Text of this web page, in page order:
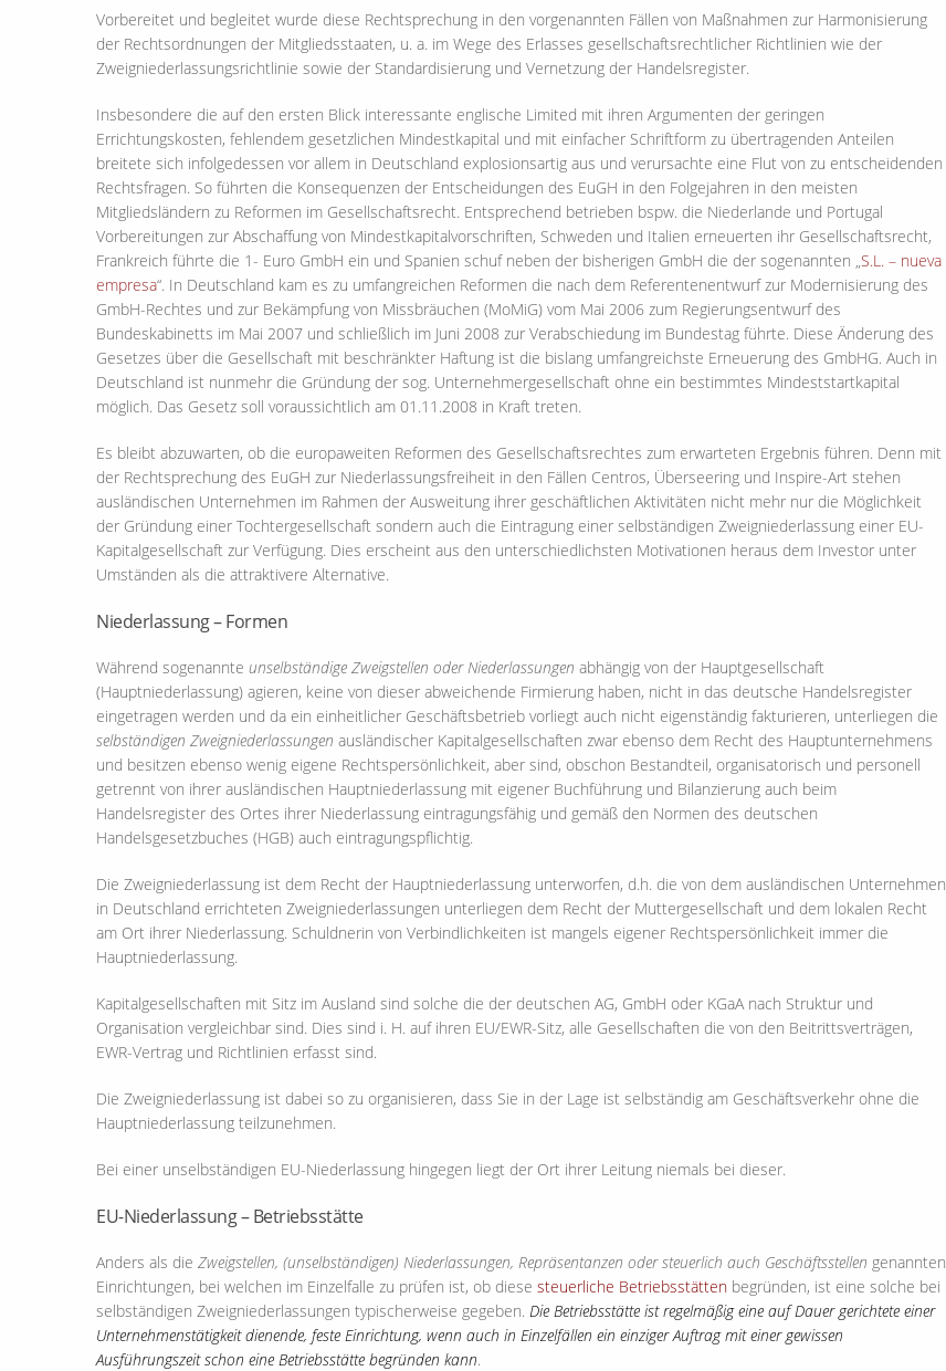
Vorbereitet und begleitet wurde diese Rechtsprechung in den vorgenannten Fällen von Maßnahmen zur Harmonisierung
der Rechtsordnungen der Mitgliedsstaaten, u. a. im Wege des Erlasses gesellschaftsrechtlicher Richtlinien wie der
Zweigniederlassungsrichtlinie sowie der Standardisierung und Vernetzung der Handelsregister.
Insbesondere die auf den ersten Blick interessante englische Limited mit ihren Argumenten der geringen
Errichtungskosten, fehlendem gesetzlichen Mindestkapital und mit einfacher Schriftform zu übertragenden Anteilen
breitete sich infolgedessen vor allem in Deutschland explosionsartig aus und verursachte eine Flut von zu entscheidenden
Rechtsfragen. So führten die Konsequenzen der Entscheidungen des EuGH in den Folgejahren in den meisten
Mitgliedsländern zu Reformen im Gesellschaftsrecht. Entsprechend betrieben bspw. die Niederlande und Portugal
Vorbereitungen zur Abschaffung von Mindestkapitalvorschriften, Schweden und Italien erneuerten ihr Gesellschaftsrecht,
Frankreich führte die 1- Euro GmbH ein und Spanien schuf neben der bisherigen GmbH die der sogenannten „S.L. – nueva
empresa“. In Deutschland kam es zu umfangreichen Reformen die nach dem Referentenentwurf zur Modernisierung des
GmbH-Rechtes und zur Bekämpfung von Missbräuchen (MoMiG) vom Mai 2006 zum Regierungsentwurf des
Bundeskabinetts im Mai 2007 und schließlich im Juni 2008 zur Verabschiedung im Bundestag führte. Diese Änderung des
Gesetzes über die Gesellschaft mit beschränkter Haftung ist die bislang umfangreichste Erneuerung des GmbHG. Auch in
Deutschland ist nunmehr die Gründung der sog. Unternehmergesellschaft ohne ein bestimmtes Mindeststartkapital
möglich. Das Gesetz soll voraussichtlich am 01.11.2008 in Kraft treten.
Es bleibt abzuwarten, ob die europaweiten Reformen des Gesellschaftsrechtes zum erwarteten Ergebnis führen. Denn mit
der Rechtsprechung des EuGH zur Niederlassungsfreiheit in den Fällen Centros, Überseering und Inspire-Art stehen
ausländischen Unternehmen im Rahmen der Ausweitung ihrer geschäftlichen Aktivitäten nicht mehr nur die Möglichkeit
der Gründung einer Tochtergesellschaft sondern auch die Eintragung einer selbständigen Zweigniederlassung einer EU-
Kapitalgesellschaft zur Verfügung. Dies erscheint aus den unterschiedlichsten Motivationen heraus dem Investor unter
Umständen als die attraktivere Alternative.
Niederlassung – Formen
Während sogenannte unselbständige Zweigstellen oder Niederlassungen abhängig von der Hauptgesellschaft
(Hauptniederlassung) agieren, keine von dieser abweichende Firmierung haben, nicht in das deutsche Handelsregister
eingetragen werden und da ein einheitlicher Geschäftsbetrieb vorliegt auch nicht eigenständig fakturieren, unterliegen die
selbständigen Zweigniederlassungen ausländischer Kapitalgesellschaften zwar ebenso dem Recht des Hauptunternehmens
und besitzen ebenso wenig eigene Rechtspersönlichkeit, aber sind, obschon Bestandteil, organisatorisch und personell
getrennt von ihrer ausländischen Hauptniederlassung mit eigener Buchführung und Bilanzierung auch beim
Handelsregister des Ortes ihrer Niederlassung eintragungsfähig und gemäß den Normen des deutschen
Handelsgesetzbuches (HGB) auch eintragungspflichtig.
Die Zweigniederlassung ist dem Recht der Hauptniederlassung unterworfen, d.h. die von dem ausländischen Unternehmen
in Deutschland errichteten Zweigniederlassungen unterliegen dem Recht der Muttergesellschaft und dem lokalen Recht
am Ort ihrer Niederlassung. Schuldnerin von Verbindlichkeiten ist mangels eigener Rechtspersönlichkeit immer die
Hauptniederlassung.
Kapitalgesellschaften mit Sitz im Ausland sind solche die der deutschen AG, GmbH oder KGaA nach Struktur und
Organisation vergleichbar sind. Dies sind i. H. auf ihren EU/EWR-Sitz, alle Gesellschaften die von den Beitrittsverträgen,
EWR-Vertrag und Richtlinien erfasst sind.
Die Zweigniederlassung ist dabei so zu organisieren, dass Sie in der Lage ist selbständig am Geschäftsverkehr ohne die
Hauptniederlassung teilzunehmen.
Bei einer unselbständigen EU-Niederlassung hingegen liegt der Ort ihrer Leitung niemals bei dieser.
EU-Niederlassung – Betriebsstätte
Anders als die Zweigstellen, (unselbständigen) Niederlassungen, Repräsentanzen oder steuerlich auch Geschäftsstellen genannten
Einrichtungen, bei welchen im Einzelfalle zu prüfen ist, ob diese steuerliche Betriebsstätten begründen, ist eine solche bei
selbständigen Zweigniederlassungen typischerweise gegeben. Die Betriebsstätte ist regelmäßig eine auf Dauer gerichtete einer
Unternehmenstätigkeit dienende, feste Einrichtung, wenn auch in Einzelfällen ein einziger Auftrag mit einer gewissen
Ausführungszeit schon eine Betriebsstätte begründen kann.